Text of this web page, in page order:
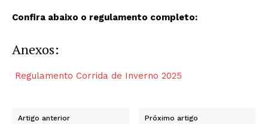
Confira abaixo o regulamento completo:
Anexos:
Regulamento Corrida de Inverno 2025
Artigo anterior Próximo artigo